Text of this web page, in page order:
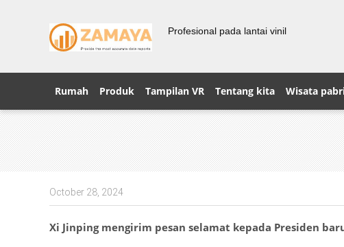
Profesional pada lantai vinil
Rumah Produk Tampilan VR Tentang kita Wisata
October 28, 2024
Xi Jinping mengirim pesan selamat kepada Presiden